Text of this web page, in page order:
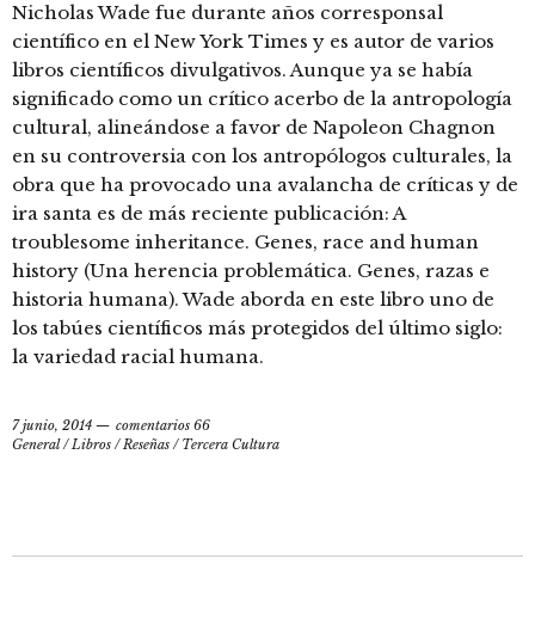
Nicholas Wade fue durante años corresponsal
científico en el New York Times y es autor de varios
libros científicos divulgativos. Aunque ya se había
significado como un crítico acerbo de la antropología
cultural, alineándose a favor de Napoleon Chagnon
en su controversia con los antropólogos culturales, la
obra que ha provocado una avalancha de críticas y de
ira santa es de más reciente publicación: A
troublesome inheritance. Genes, race and human
history (Una herencia problemática. Genes, razas e
historia humana). Wade aborda en este libro uno de
los tabúes científicos más protegidos del último siglo:
la variedad racial humana.
7 junio, 2014
comentarios 66
General/Libros / Reseñas / Tercera Cultura